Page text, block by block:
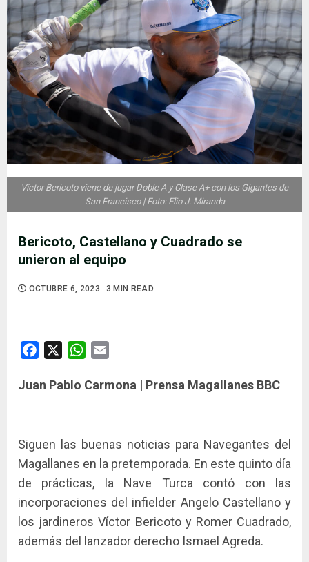
Bericoto, Castellano y Cuadrado se
unieron al equipo
OCTUBRE 6, 2023 3 MIN READ
Víctor Bericoto viene de jugar Doble A y Clase A+ con los Gigantes de
San Francisco | Foto: Elio J. Miranda
Facebook WhatsApp
Juan Pablo Carmona | Prensa Magallanes BBC
Siguen las buenas noticias para Navegantes del
Magallanes en la pretemporada. En este quinto día
de prácticas, la Nave Turca contó con las
incorporaciones del infielder Angelo Castellano y
los jardineros Víctor Bericoto y Romer Cuadrado,
además del lanzador derecho Ismael Agreda.